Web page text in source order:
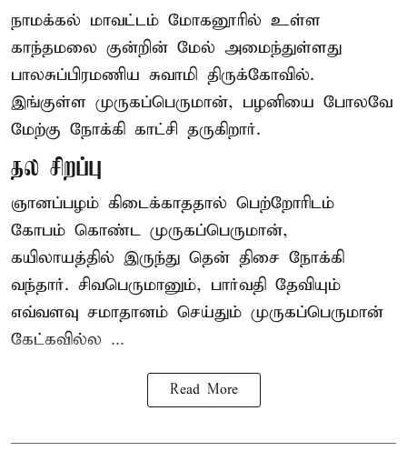
நாமக்கல் மாவட்டம் மோகனூரில் உள்ள
காந்தமலை குன்றின் மேல் அமைந்துள்ளது
பாலசுப்பிரமணிய சுவாமி திருக்கோவில்.
இங்குள்ள முருகப்பெருமான், பழனியை போலவே
மேற்கு நோக்கி காட்சி தருகிறார்.
தல சிறப்பு
ஞானப்பழம் கிடைக்காததால் பெற்றோரிடம்
கோபம் கொண்ட முருகப்பெருமான்,
கயிலாயத்தில் இருந்து தென் திசை நோக்கி
வந்தார். சிவபெருமானும், பார்வதி தேவியும்
எவ்வளவு சமாதானம் செய்தும் முருகப்பெருமான்
கேட்கவில்ல ...
Read More